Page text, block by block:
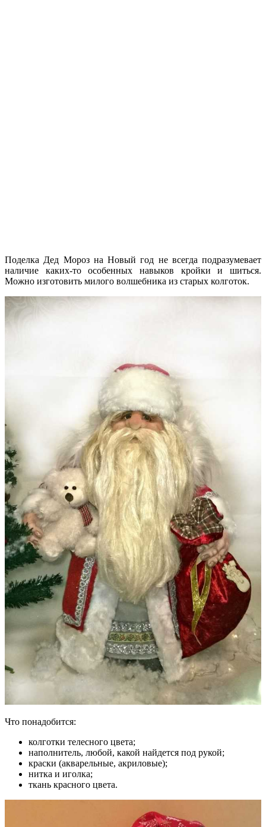
Поделка Дед Мороз на Новый год не всегда подразумевает
наличие каких-то особенных навыков кройки и шиться.
Можно изготовить милого волшебника из старых колготок.
Что понадобится:
колготки телесного цвета;
наполнитель, любой, какой найдется под рукой;
краски (акварельные, акриловые);
нитка и иголка;
ткань красного цвета.